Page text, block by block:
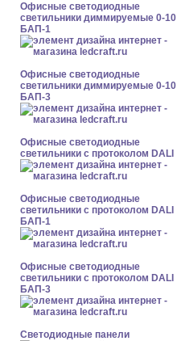
Офисные светодиодные
светильники диммируемые 0-10
БАП-1
Офисные светодиодные
светильники диммируемые 0-10
БАП-3
Офисные светодиодные
светильники с протоколом DALI
Офисные светодиодные
светильники с протоколом DALI
БАП-1
Офисные светодиодные
светильники с протоколом DALI
БАП-3
Cветодиодные панели